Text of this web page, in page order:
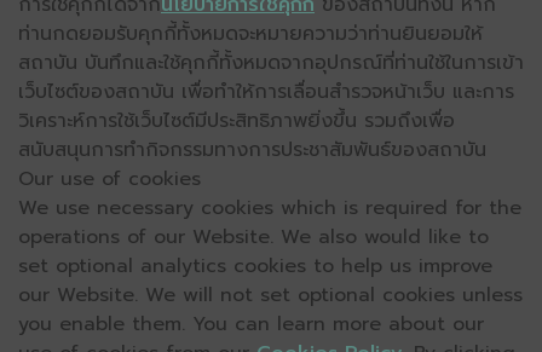
ท่านกดยอมรับคุกกี้ทั้งหมดจะหมายความว่าท่านยินยอมให้
สถาบัน บันทึกและใช้คุกกี้ทั้งหมดจากอุปกรณ์ที่ท่านใช้ในการเข้า
เว็บไซต์ของสถาบัน เพื่อทำให้การเลื่อนสำรวจหน้าเว็บ และการ
วิเคราะห์การใช้เว็บไซต์มีประสิทธิภาพยิ่งขึ้น รวมถึงเพื่อ
สนับสนุนการทำกิจกรรมทางการประชาสัมพันธ์ของสถาบัน
Our use of cookies
We use necessary cookies which is required for the
operations of our Website. We also would like to
set optional analytics cookies to help us improve
our Website. We will not set optional cookies unless
you enable them. You can learn more about our